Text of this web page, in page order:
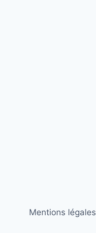
Mentions légales